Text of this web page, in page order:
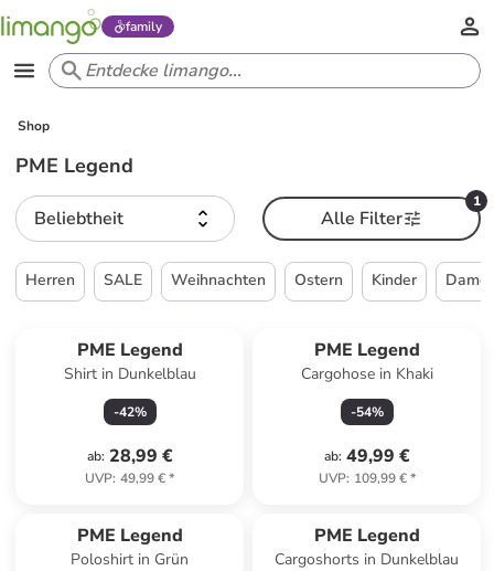
family
Shop
PME Legend
Beliebtheit
1
Alle Filter
Herren SALE Weihnachten Ostern Kinder
PME Legend
Shirt in Dunkelblau
-42%
ab: 28,99 €
UVP: 49,99 €*
PME Legend
Cargohose in Khaki
-54%
ab: 49,99 €
UVP: 109,99 €*
PME Legend
Poloshirt in Grün
PME Legend
Cargoshorts in Dunkelblau